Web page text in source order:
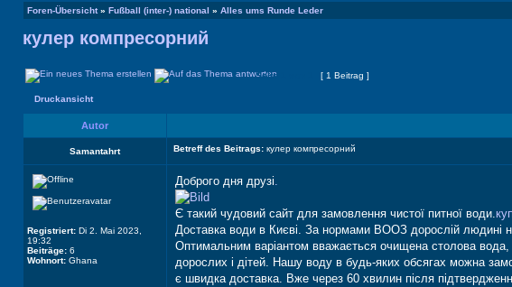
Foren-Übersicht» Fußball (inter-) national » Alles ums Runde Leder
кулер компресорний
Seite [ 1 Beitrag ]
Druckansicht
Autor
Samantahrt Betreff des Beitrags: кулер компресорний
Registriert: Di 2. Mai 2023,
19:32
Beiträge: 6
Wohnort: Ghana
Доброго дня друзі.
Є такий чудовий сайт для замовлення чистої питної води.
Доставка води в Києві. За нормами ВООЗ дорослій людині
Оптимальним варіантом вважається очищена столова
дорослих і дітей. Нашу воду в будь-яких обсягах можна
є швидка доставка. Вже через 60 хвилин після